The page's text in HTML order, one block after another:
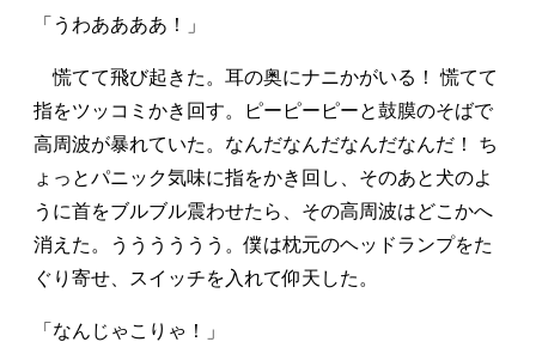
「うわああああ！」
慌てて飛び起きた。耳の奥にナニかがいる！ 慌てて
指をツッコミかき回す。ピーピーピーと鼓膜のそばで
高周波が暴れていた。なんだなんだなんだなんだ！ ち
ょっとパニック気味に指をかき回し、そのあと犬のよ
うに首をブルブル震わせたら、その高周波はどこかへ
消えた。うううううう。僕は枕元のヘッドランプをた
ぐり寄せ、スイッチを入れて仰天した。
「なんじゃこりゃ！」